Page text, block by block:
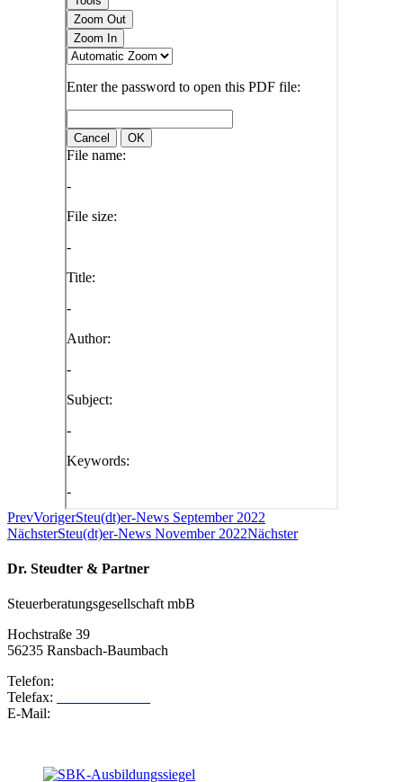
PrevVorigerSteu(dt)er-News September 2022
NächsterSteu(dt)er-News November 2022Nächster
Dr. Steudter & Partner
Steuerberatungsgesellschaft mbB
Hochstraße 39
56235 Ransbach-Baumbach
Telefon:
Telefax:
E-Mail: